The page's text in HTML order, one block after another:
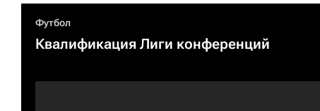
Футбол
Квалификация Лиги конференций